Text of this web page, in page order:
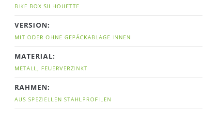
BIKE BOX SILHOUETTE
VERSION:
MIT ODER OHNE GEPÄCKABLAGE INNEN
MATERIAL:
METALL, FEUERVERZINKT
RAHMEN:
AUS SPEZIELLEN STAHLPROFILEN